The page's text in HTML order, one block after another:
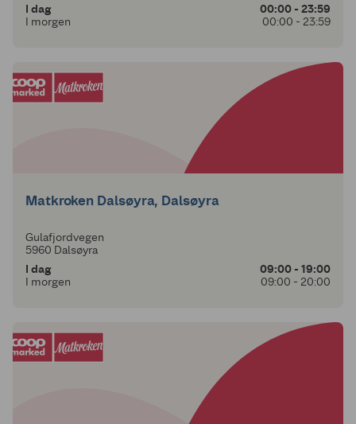
I dag
00:00 - 23:59
I morgen
00:00 - 23:59
Matkroken Dalsøyra, Dalsøyra
Gulafjordvegen
5960 Dalsøyra
I dag
09:00 - 19:00
I morgen
09:00 - 20:00